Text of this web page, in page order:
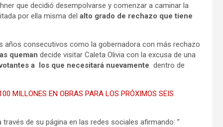
que decidió desempolvarse y comenzar a caminar la
por ella misma del alto grado de rechazo que tiene
años consecutivos como la gobernadora con más rechazo
queman decide visitar Caleta Olivia con la excusa de una
a los que necesitará nuevamente dentro de
MILLONES EN OBRAS PARA LOS PRÓXIMOS SEIS
de su página en las redes sociales afirmando: ”